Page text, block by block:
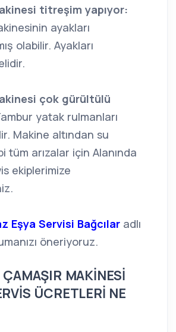
titreşim yapıyor:
ayakları
olabilir. Ayakları
çok gürültülü
yatak rulmanları
Makine altından su
tüm arızalar için Alanında
ekiplerimize
Eşya Servisi Bağcılar adlı
öneriyoruz.
ÇAMAŞIR MAKİNESİ
ÜCRETLERİ NE